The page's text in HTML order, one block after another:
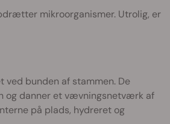
mikroorganismer. Utrolig, er
ved bunden af stammen. De
og danner et vævningsnetværk af
på plads, hydreret og